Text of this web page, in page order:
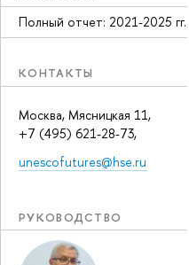
Полный отчет: 2021-2025 гг.
КОНТАКТЫ
Москва, Мясницкая 11,
+7 (495) 621-28-73,
unescofutures@hse.ru
РУКОВОДСТВО